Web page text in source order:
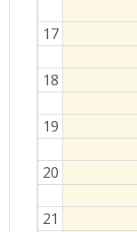
17
18
19
20
21